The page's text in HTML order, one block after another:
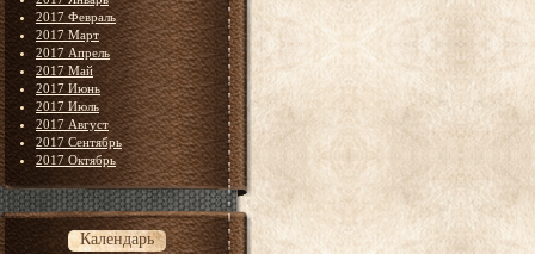
2017 Февраль
2017 Март
2017 Апрель
2017 Май
2017 Июнь
2017 Июль
2017 Август
2017 Сентябрь
2017 Октябрь
Календарь